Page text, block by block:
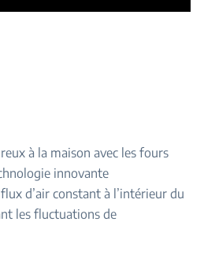
à la maison avec les fours
innovante
d’air constant à l’intérieur du
les fluctuations de